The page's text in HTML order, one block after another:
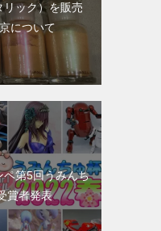
ック）を販売
について
ペ第5回うみんち
賞者発表